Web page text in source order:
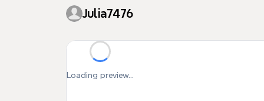
Julia7476
Loading preview...